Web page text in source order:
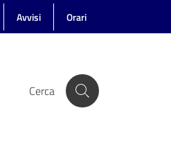
Avvisi Orari
Cerca